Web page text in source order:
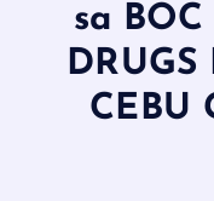
sa
DRUGS
CEBU